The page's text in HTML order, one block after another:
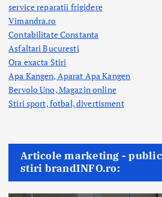
service reparatii frigidere
Vimandra.ro
Contabilitate Constanta
Asfaltari Bucuresti
Ora exacta Stiri
Apa Kangen, Aparat Apa Kangen
Bervolo Uno, Magazin online
Stiri sport, fotbal,divertisment
Articole marketing -
stiri brandINFO.ro: